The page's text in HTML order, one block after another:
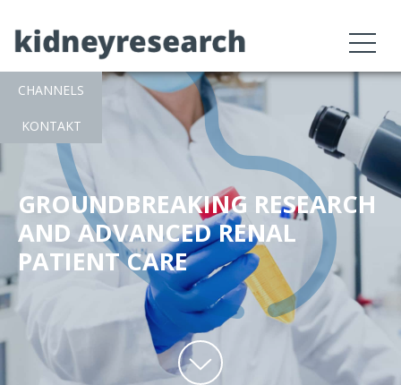
CHANNELS
KONTAKT
GROUNDBREAKING RESEARCH
AND ADVANCED RENAL
PATIENT CARE